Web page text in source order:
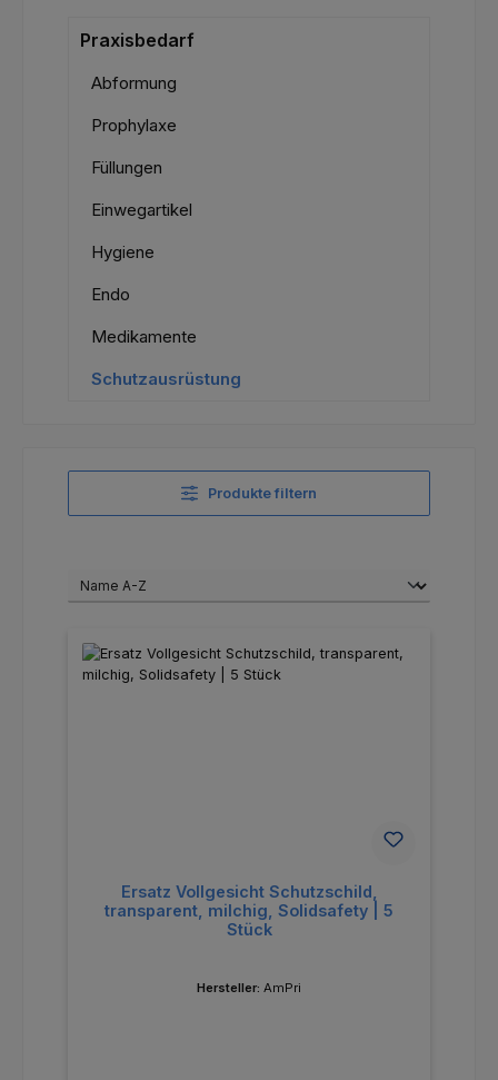
Praxisbedarf
Abformung
Prophylaxe
Füllungen
Einwegartikel
Hygiene
Endo
Medikamente
Schutzausrüstung
Produkte filtern
Ersatz Vollgesicht Schutzschild,
transparent, milchig, Solidsafety | 5
Stück
Hersteller: AmPri